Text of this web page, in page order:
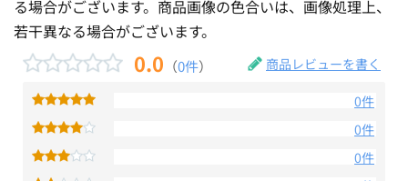
る場合がございます。商品画像の色合いは、画像処理上、
若干異なる場合がございます。
0.0 （0件） 商品レビューを書く
0件
0件
0件